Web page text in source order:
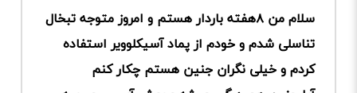
سلام من ۸هفته باردار هستم و امروز متوجه تبخال
تناسلی شدم و خودم از پماد آسیکلوویر استفاده
کردم و خیلی نگران جنین هستم چکار کنم